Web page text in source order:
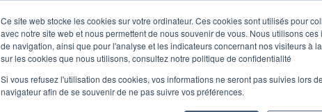
Ce site web stocke les cookies sur votre ordinateur. Ces cookies sont utilisés pour
avec notre site web et nous permettent de nous souvenir de vous. Nous utilisons
de navigation, ainsi que pour l'analyse et les indicateurs concernant nos visiteurs à
sur les cookies que nous utilisons, consultez notre politique de confidentialité
Si vous refusez l'utilisation des cookies, vos informations ne seront pas suivies lors
navigateur afin de se souvenir de ne pas suivre vos préférences.